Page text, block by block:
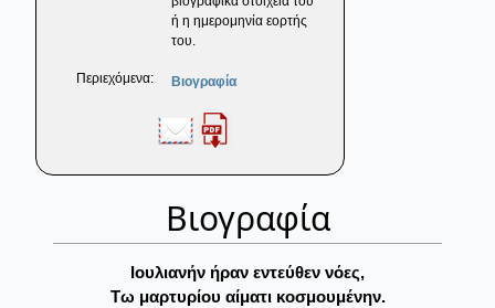
ή η ημερομηνία εορτής
του.
Περιεχόμενα: Βιογραφία
Βιογραφία
Ιουλιανήν ήραν εντεύθεν νόες,
Tω μαρτυρίου αίματι κοσμουμένην.